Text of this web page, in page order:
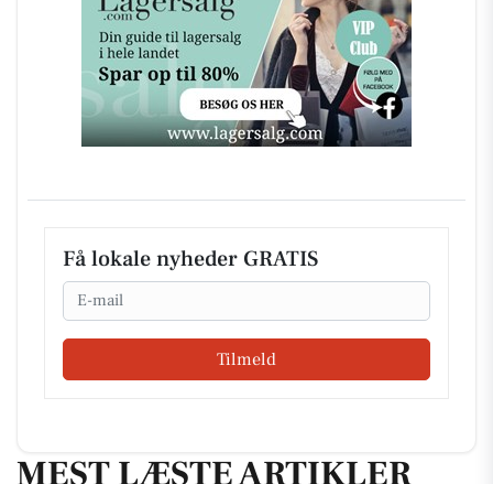
Få lokale nyheder GRATIS
Email
Tilmeld
MEST LÆSTE ARTIKLER